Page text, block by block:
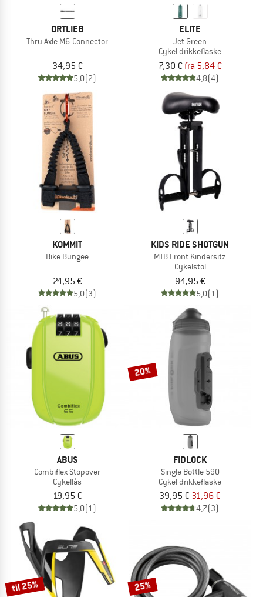
ORTLIEB
Thru Axle M6-Connector
34,95 €
5,0(2)
ELITE
Jet Green
Cykel drikkeflaske
7,30 €fra 5,84 €
4,8(4)
KOMMIT
Bike Bungee
24,95 €
5,0(3)
KIDS RIDE SHOTGUN
MTB Front Kindersitz
Cykelstol
94,95 €
5,0(1)
ABUS
Combiflex Stopover
Cykellås
19,95 €
5,0(1)
20%
FIDLOCK
Single Bottle 590
Cykel drikkeflaske
39,95 € 31,96 €
4,7(3)
til 25% 25%